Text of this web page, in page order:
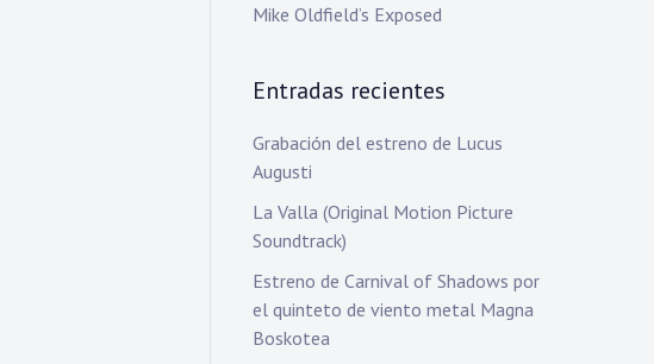
Mike Oldfield’s Exposed
Entradas recientes
Grabación del estreno de Lucus
Augusti
La Valla (Original Motion Picture
Soundtrack)
Estreno de Carnival of Shadows por
el quinteto de viento metal Magna
Boskotea